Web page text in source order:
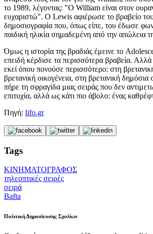
το 1989, λέγοντας: "Ο William είναι στον
ευχαριστώ". Ο Lewis αφιέρωσε το βραβείο
δημοσιογραφία που, όπως είπε, του έδωσε
παιδική ηλικία σημαδεμένη από την απώλεια
Όμως η ιστορία της βραδιάς έμεινε το
επειδή κέρδισε τα περισσότερα βραβεία.
εκεί όπου πονούσε περισσότερο: στη
βρετανική οικογένεια, στη βρετανική δημόσια
πήρε τη σφραγίδα μιας σειράς που δεν
επιτυχία, αλλά ως κάτι πιο άβολο: ένας
Πηγή: lifo.gr
Tags
ΚΙΝΗΜΑΤΟΓΡΑΦΟΣ
τηλεοπτικές σειρές
σειρά
Bafta
Πολιτική Δημοσίευσης Σχολίων